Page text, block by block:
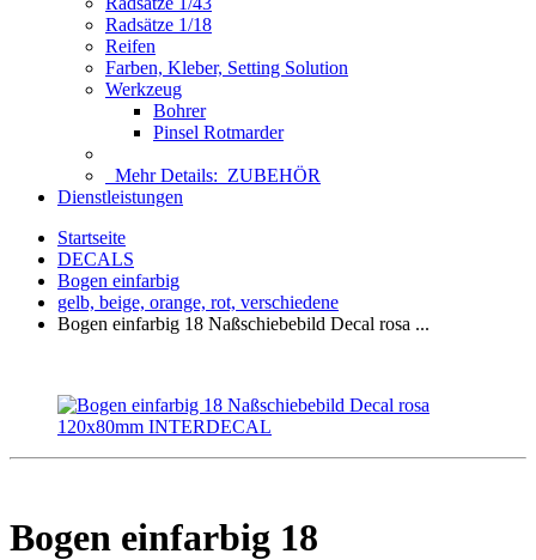
Radsätze 1/18
Reifen
Farben, Kleber, Setting Solution
Werkzeug
Bohrer
Pinsel Rotmarder
Mehr Details: ZUBEHÖR
Dienstleistungen
Startseite
DECALS
Bogen einfarbig
gelb, beige, orange, rot, verschiedene
Bogen einfarbig 18 Naßschiebebild Decal rosa ...
Bogen einfarbig 18